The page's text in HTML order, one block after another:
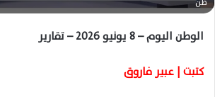
ت
و
ي
الوطن اليوم – 8 يونيو 2026 – تقارير
كتبت | عبير فاروق